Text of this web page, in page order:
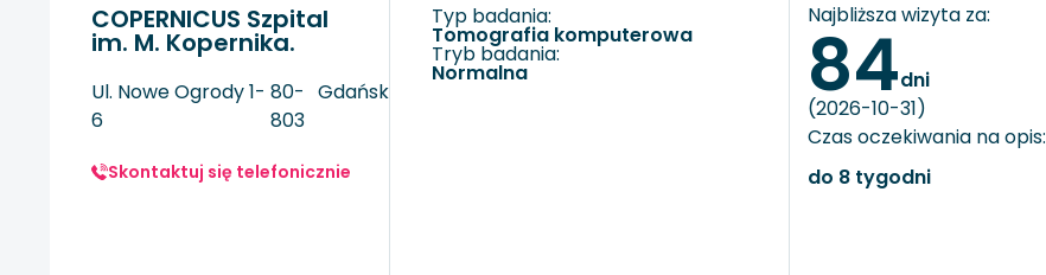
COPERNICUS Szpital
im. M. Kopernika.
Ul. Nowe Ogrody 1-
6
80-
803
Gdańsk
Skontaktuj się telefonicznie
Typ badania:
tomografia komputerowa
Tryb badania:
Normalna
Najbliższa wizyta za:
84dni
(2026-10-31)
Czas oczekiwania na opis:
do 8 tygodni